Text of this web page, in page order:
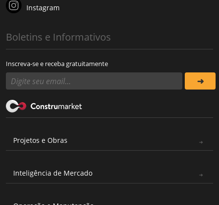
Instagram
Boletins e Informativos
Inscreva-se e receba gratuitamente
Projetos e Obras
Inteligência de Mercado